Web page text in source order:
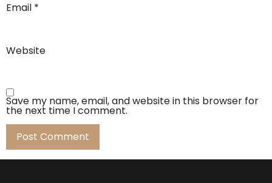
Email *
Website
Save my name, email, and website in this browser for
the next time I comment.